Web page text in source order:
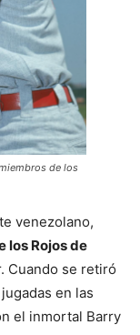
de los
venezolano,
los Rojos de
Cuando se retiró
en las
el inmortal Barry